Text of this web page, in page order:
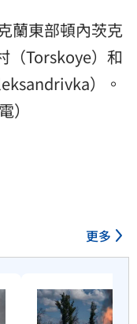
蘭東部頓內茨克
（Torskoye）和
）。
）
更多